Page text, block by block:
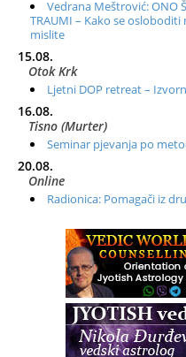
Vedrana Meštrović: ONO
TRAUMI – Kako se
mislite
15.08.
Otok Krk
Ljetni DOP retreat –
16.08.
Tisno (Murter)
Seminar pjevanja po
20.08.
Online
Radionica: Pomagači iz
Zagreb+Online
Osnovni ThetaHealing®
Zagreb
Osnovna radionica za
Healing course)